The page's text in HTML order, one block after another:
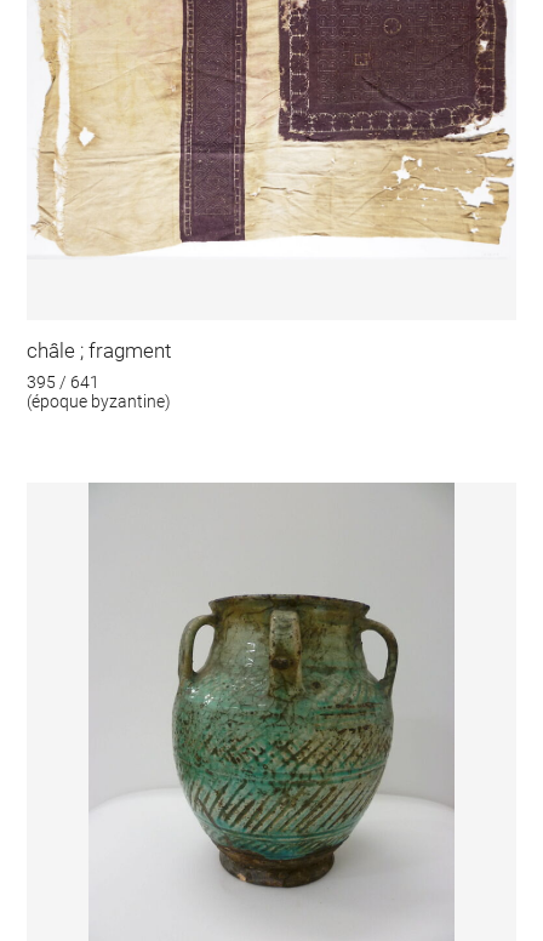
châle ; fragment
395 / 641
(époque byzantine)